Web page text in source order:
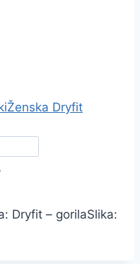
Ženska Dryfit
Dryfit – gorilaSlika: